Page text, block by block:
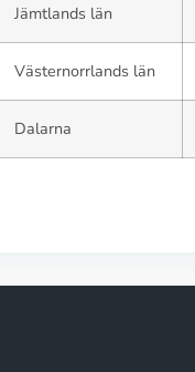
Jämtlands län
Västernorrlands län
Dalarna